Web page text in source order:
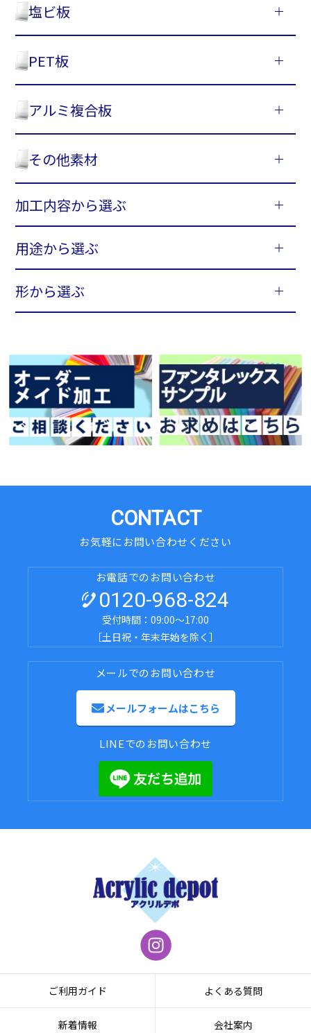
塩ビ板
PET板
アルミ複合板
その他素材
加工内容から選ぶ
用途から選ぶ
形から選ぶ
CONTACT
お気軽にお問い合わせください
お電話でのお問い合わせ
0120-968-824
受付時間：09:00～17:00
［土日祝・年末年始を除く］
メールでのお問い合わせ
メールフォームはこちら
LINEでのお問い合わせ
ご利用ガイド よくある質問
新着情報 会社案内